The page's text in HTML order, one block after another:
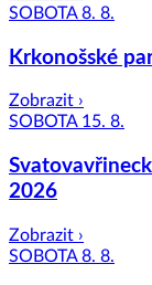
SOBOTA 8. 8.
Krkonošské
Zobrazit ›
SOBOTA 15. 8.
2026
Zobrazit ›
SOBOTA 8. 8.